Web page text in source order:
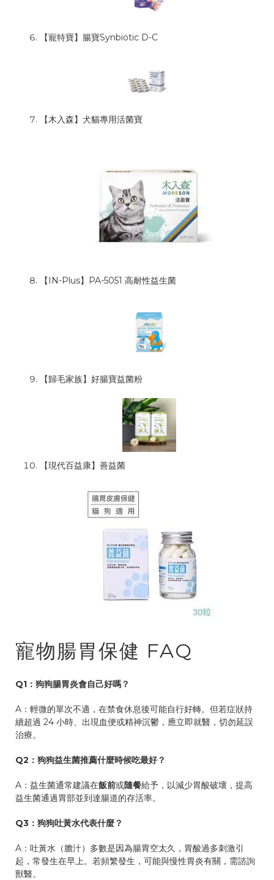
【寵特寶】腸寶Synbiotic D-C
【木入森】犬貓專用活菌寶
【IN-Plus】PA-5051 高耐性益生菌
【歸毛家族】好腸寶益菌粉
【現代百益康】善益菌
寵物腸胃保健 FAQ
Q1：狗狗腸胃炎會自己好嗎？
A：輕微的單次不適，在禁食休息後可能自行好轉。但若症狀持
續超過 24 小時、出現血便或精神沉鬱，應立即就醫，切勿延誤
治療。
Q2：狗狗益生菌推薦什麼時候吃最好？
A：益生菌通常建議在飯前或隨餐給予，以減少胃酸破壞，提高
益生菌通過胃部並到達腸道的存活率。
Q3：狗狗吐黃水代表什麼？
A：吐黃水（膽汁）多數是因為腸胃空太久，胃酸過多刺激引
起，常發生在早上。若頻繁發生，可能與慢性胃炎有關，需諮詢
獸醫。